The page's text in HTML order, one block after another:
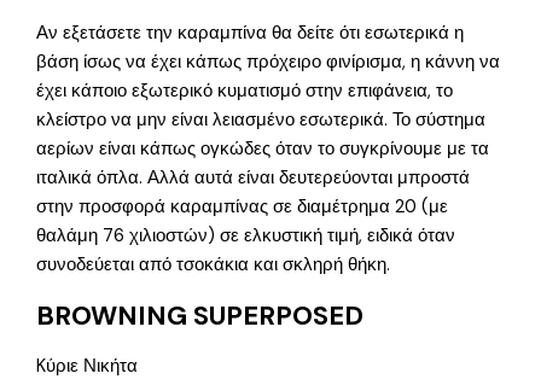
Αν εξετάσετε την καραμπίνα θα δείτε ότι εσωτερικά η
βάση ίσως να έχει κάπως πρόχειρο φινίρισμα, η κάννη να
έχει κάποιο εξωτερικό κυματισμό στην επιφάνεια, το
κλείστρο να μην είναι λειασμένο εσωτερικά. Το σύστημα
αερίων είναι κάπως ογκώδες όταν το συγκρίνουμε με τα
ιταλικά όπλα. Αλλά αυτά είναι δευτερεύονται μπροστά
στην προσφορά καραμπίνας σε διαμέτρημα 20 (με
θαλάμη 76 χιλιοστών) σε ελκυστική τιμή, ειδικά όταν
συνοδεύεται από τσοκάκια και σκληρή θήκη.
BROWNING SUPERPOSED
Kύριε Νικήτα